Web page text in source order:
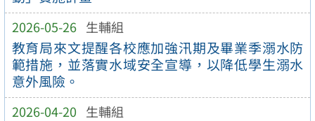
2026-05-26 生輔組
教育局來文提醒各校應加強汛期及畢業季溺水防
範措施，並落實水域安全宣導，以降低學生溺水
意外風險。
2026-04-20 生輔組